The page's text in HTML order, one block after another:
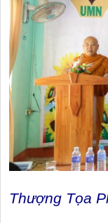
Thượng Tọa